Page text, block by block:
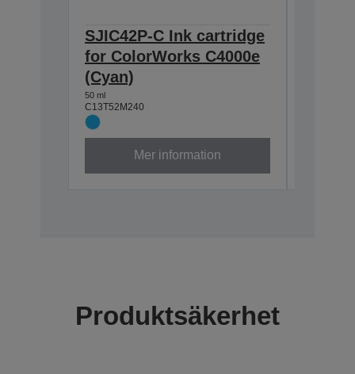
SJIC42P-C Ink cartridge
for ColorWorks C4000e
(Cyan)
50 ml
C13T52M240
Mer information
Produktsäkerhet